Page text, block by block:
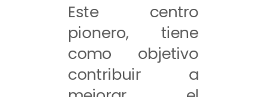
Este centro
pionero, tiene
como objetivo
contribuir a